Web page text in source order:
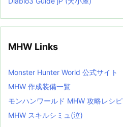
MHW Links
Monster Hunter World 公式サイト
MHW 作成装備一覧
モンハンワールド MHW 攻略レシピ
MHW スキルシミュ(泣)